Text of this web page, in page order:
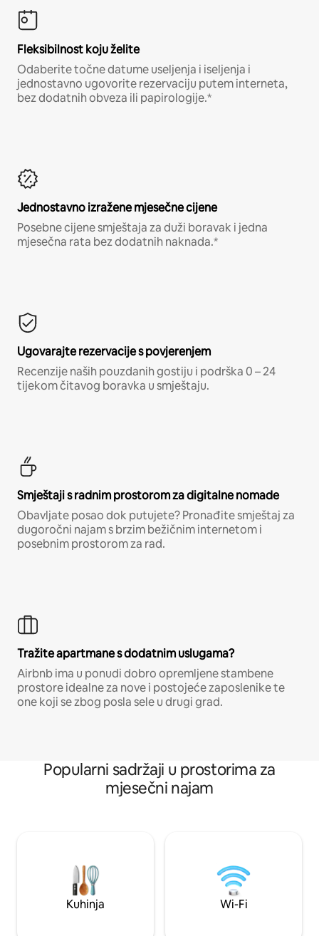
Fleksibilnost koju želite
Odaberite točne datume useljenja i iseljenja i
jednostavno ugovorite rezervaciju putem interneta,
bez dodatnih obveza ili papirologije.*
Jednostavno izražene mjesečne cijene
Posebne cijene smještaja za duži boravak i jedna
mjesečna rata bez dodatnih naknada.*
Ugovarajte rezervacije s povjerenjem
Recenzije naših pouzdanih gostiju i podrška 0 – 24
tijekom čitavog boravka u smještaju.
Smještaji s radnim prostorom za digitalne nomade
Obavljate posao dok putujete? Pronađite smještaj za
dugoročni najam s brzim bežičnim internetom i
posebnim prostorom za rad.
Tražite apartmane s dodatnim uslugama?
Airbnb ima u ponudi dobro opremljene stambene
prostore idealne za nove i postojeće zaposlenike te
one koji se zbog posla sele u drugi grad.
Popularni sadržaji u prostorima za
mjesečni najam
Kuhinja Wi-Fi